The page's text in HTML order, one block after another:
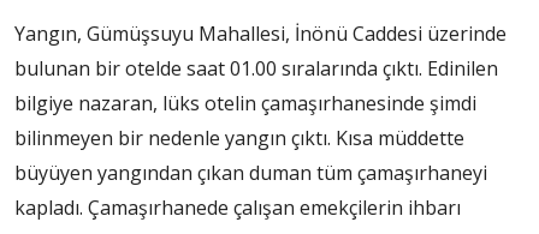
Yangın, Gümüşsuyu Mahallesi, İnönü Caddesi üzerinde
bulunan bir otelde saat 01.00 sıralarında çıktı. Edinilen
bilgiye nazaran, lüks otelin çamaşırhanesinde şimdi
bilinmeyen bir nedenle yangın çıktı. Kısa müddette
büyüyen yangından çıkan duman tüm çamaşırhaneyi
kapladı. Çamaşırhanede çalışan emekçilerin ihbarı